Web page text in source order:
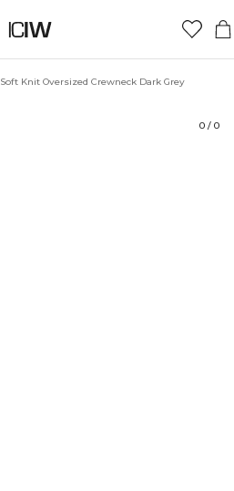
Soft Knit Oversized Crewneck Dark Grey
0 / 0